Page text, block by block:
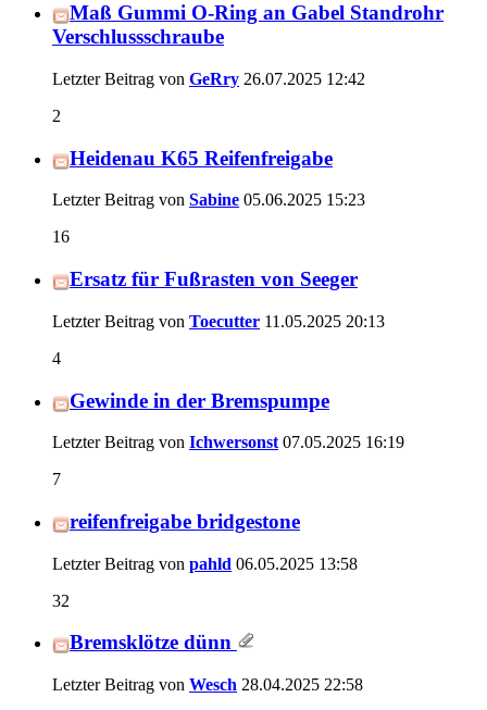
Maß Gummi O-Ring an Gabel Standrohr
Verschlussschraube
Letzter Beitrag von GeRry 26.07.2025 12:42
2
Heidenau K65 Reifenfreigabe
Letzter Beitrag von Sabine 05.06.2025 15:23
16
Ersatz für Fußrasten von Seeger
Letzter Beitrag von Toecutter 11.05.2025 20:13
4
Gewinde in der Bremspumpe
Letzter Beitrag von Ichwersonst 07.05.2025 16:19
7
reifenfreigabe bridgestone
Letzter Beitrag von pahld 06.05.2025 13:58
32
Bremsklötze dünn
Letzter Beitrag von Wesch 28.04.2025 22:58